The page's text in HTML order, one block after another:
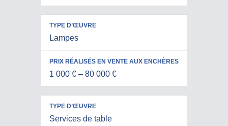
Lampes
1 000 € – 80 000 €
Services de table